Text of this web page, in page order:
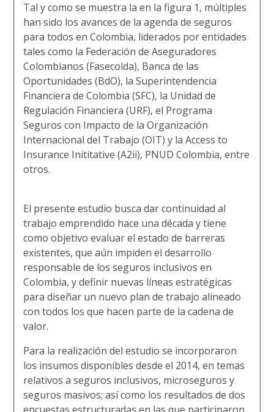
Tal y como se muestra la en la figura 1, múltiples
han sido los avances de la agenda de seguros
para todos en Colombia, liderados por entidades
tales como la Federación de Aseguradores
Colombianos (Fasecolda), Banca de las
Oportunidades (BdO), la Superintendencia
Financiera de Colombia (SFC), la Unidad de
Regulación Financiera (URF), el Programa
Seguros con Impacto de la Organización
Internacional del Trabajo (OIT) y la Access to
Insurance Inititative (A2ii), PNUD Colombia, entre
otros.
El presente estudio busca dar continuidad al
trabajo emprendido hace una década y tiene
como objetivo evaluar el estado de barreras
existentes, que aún impiden el desarrollo
responsable de los seguros inclusivos en
Colombia, y definir nuevas líneas estratégicas
para diseñar un nuevo plan de trabajo alineado
con todos los que hacen parte de la cadena de
valor.
Para la realización del estudio se incorporaron
los insumos disponibles desde el 2014, en temas
relativos a seguros inclusivos, microseguros y
seguros masivos; así como los resultados de dos